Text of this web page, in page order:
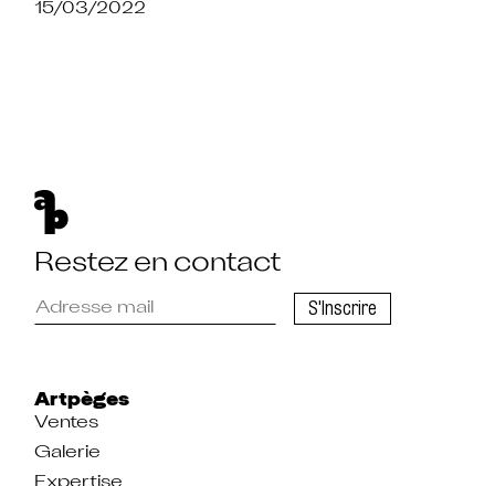
15/03/2022
Restez en contact
Veuillez
renseigner
vous
inscrire
S'Inscrire
Artpèges
Ventes
Galerie